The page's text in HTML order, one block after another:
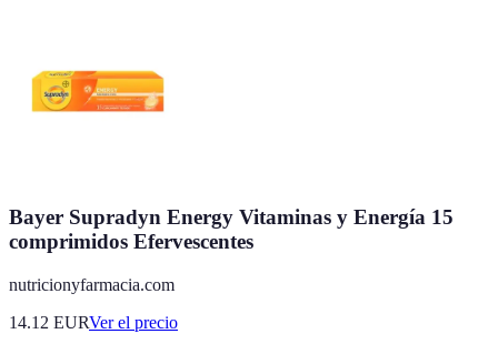
Bayer Supradyn Energy Vitaminas y Energía 15
comprimidos Efervescentes
nutricionyfarmacia.com
14.12 EURVer el precio